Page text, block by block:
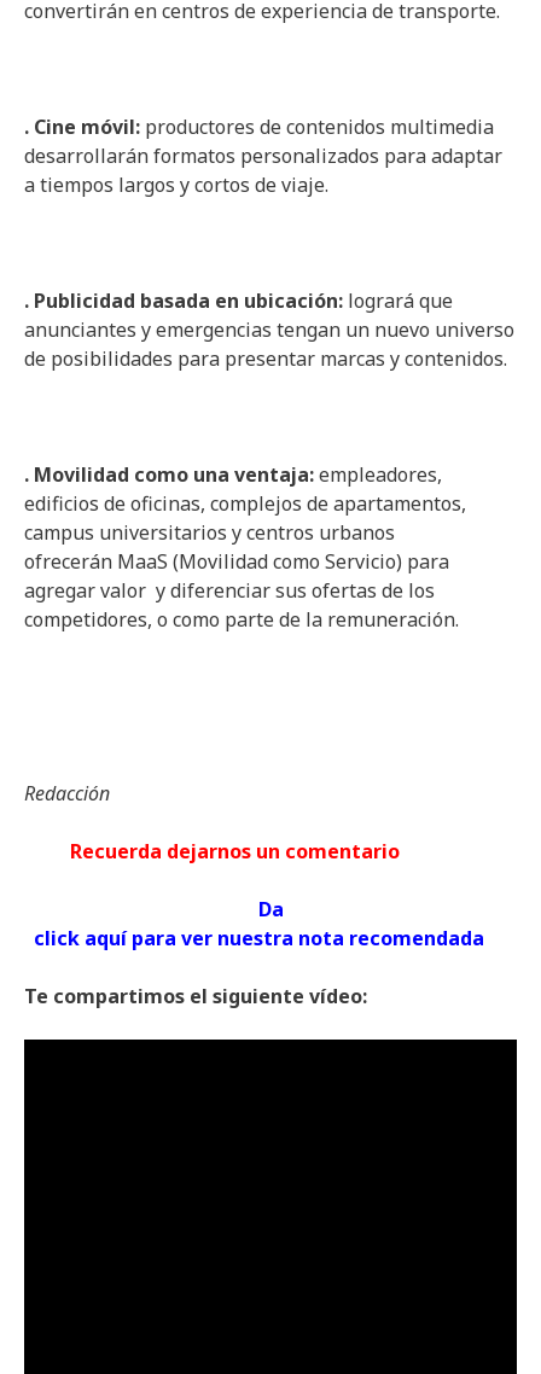
convertirán en centros de experiencia de transporte.
. Cine móvil: productores de contenidos multimedia
desarrollarán formatos personalizados para adaptar
a tiempos largos y cortos de viaje.
. Publicidad basada en ubicación: logrará que
anunciantes y emergencias tengan un nuevo universo
de posibilidades para presentar marcas y contenidos.
. Movilidad como una ventaja:empleadores,
edificios de oficinas, complejos de apartamentos,
campus universitarios y centros urbanos
ofrecerán MaaS (Movilidad como Servicio) para
agregar valor y diferenciar sus ofertas de los
competidores, o como parte de la remuneración.
Redacción
Recuerda dejarnos un comentario
Da
click aquí para ver nuestra nota recomendada
Te compartimos el siguiente vídeo: